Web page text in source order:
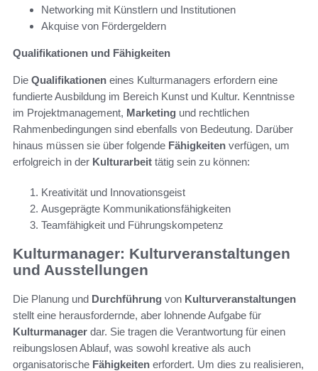
Networking mit Künstlern und Institutionen
Akquise von Fördergeldern
Qualifikationen und Fähigkeiten
Die Qualifikationen eines Kulturmanagers erfordern eine
fundierte Ausbildung im Bereich Kunst und Kultur. Kenntnisse
im Projektmanagement, Marketing und rechtlichen
Rahmenbedingungen sind ebenfalls von Bedeutung. Darüber
hinaus müssen sie über folgende Fähigkeiten verfügen, um
erfolgreich in der Kulturarbeit tätig sein zu können:
Kreativität und Innovationsgeist
Ausgeprägte Kommunikationsfähigkeiten
Teamfähigkeit und Führungskompetenz
Kulturmanager: Kulturveranstaltungen
und Ausstellungen
Die Planung und Durchführung von Kulturveranstaltungen
stellt eine herausfordernde, aber lohnende Aufgabe für
Kulturmanager dar. Sie tragen die Verantwortung für einen
reibungslosen Ablauf, was sowohl kreative als auch
organisatorische Fähigkeiten erfordert. Um dies zu realisieren,